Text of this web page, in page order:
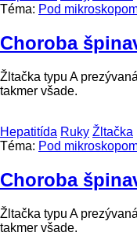
Téma: Pod
Choroba
Žltačka typu A
takmer všade.
Hepatitída Ruky Žltačka
Téma: Pod
Choroba
Žltačka typu A
takmer všade.